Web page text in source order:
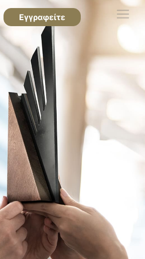
Εγγραφείτε